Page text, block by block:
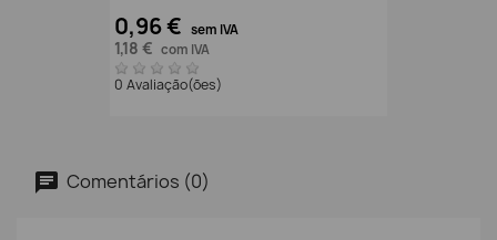
0,96 € sem IVA
1,18 € com IVA
0 Avaliação(ões)
Comentários (0)